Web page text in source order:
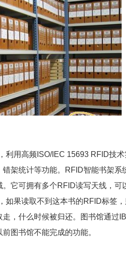
用高频ISO/IEC 15693 RFID技
架统计等功能。RFID智能书架系
它可拥有多个RFID读写天线，可
果读取不到这本书的RFID标签
，什么时候被归还。图书馆通过
图书馆不能完成的功能。